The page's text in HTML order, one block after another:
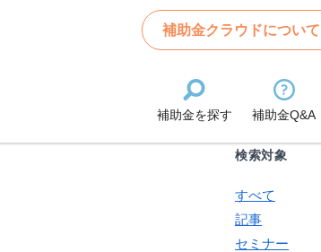
補助金クラウドについて
補助金を探す 補助金Q&A
Search
条件から記
検索対象
すべて
記事
セミナー